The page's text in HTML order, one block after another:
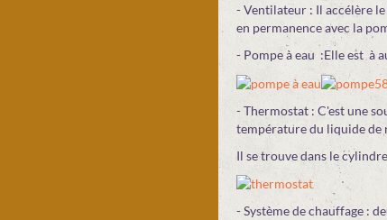
- Ventilateur : Il accélère
en permanence avec la
- Pompe à eau :Elle est à
- Thermostat : C'est une
température du liquide de
Il se trouve dans le
- Système de chauffage :